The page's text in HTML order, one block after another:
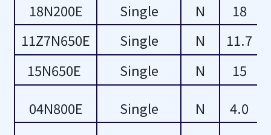
18N200E
Single N
18
11Z7N650E
Single N
11.7
15N650E
Single N
15
04N800E
Single N
4.0